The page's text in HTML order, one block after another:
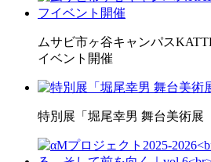
ムサビ市ヶ谷キャンパス
イベント開催
特別展「堀尾幸男 舞台美術展